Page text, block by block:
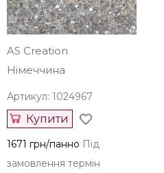
AS Creation
Німеччина
Артикул: 1024967
Купити
1671 грн/панно Під
замовлення термін